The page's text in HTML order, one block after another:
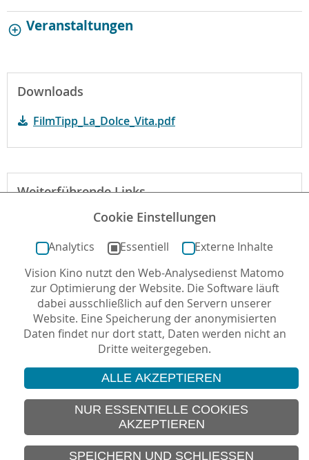
Veranstaltungen
Downloads
FilmTipp_La_Dolce_Vita.pdf
Weiterführende Links
Webseite des Verleihs zum Film“
Autor*in: Jan-Philipp Kohlmann , 05.07.2022 , letzte
Aktualisierung: 06.07.2022
© 2026 Vision Kino
IMPRESSUM
SITEMAP
DATENSCHUTZ
Cookie Einstellungen
Analytics Essentiell
Externe Inhalte
Vision Kino nutzt den Web-Analysedienst Matomo
zur Optimierung der Website. Die Software läuft
dabei ausschließlich auf den Servern unserer
Website. Eine Speicherung der anonymisierten
Daten findet nur dort statt, Daten werden nicht an
Dritte weitergegeben.
ALLE AKZEPTIEREN
NUR ESSENTIELLE COOKIES
AKZEPTIEREN
SPEICHERN UND SCHLIESSEN